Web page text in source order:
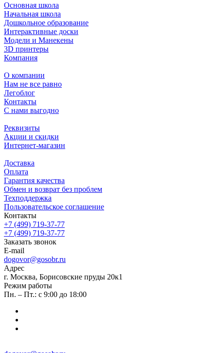
Основная школа
Начальная школа
Дошкольное образование
Интерактивные доски
Модели и Манекены
3D принтеры
Компания
О компании
Нам не все равно
Легоблог
Контакты
С нами выгодно
Реквизиты
Акции и скидки
Интернет-магазин
Доставка
Оплата
Гарантия качества
Обмен и возврат без проблем
Техподдержка
Пользовательское соглашение
Контакты
+7 (499) 719-37-77
+7 (499) 719-37-77
Заказать звонок
E-mail
dogovor@gosobr.ru
Адрес
г. Москва, Борисовские пруды 20к1
Режим работы
Пн. – Пт.: с 9:00 до 18:00